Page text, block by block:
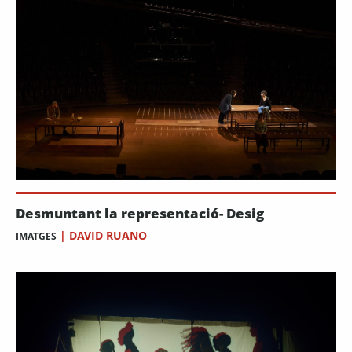
Desmuntant la representació- Desig
IMATGES | DAVID RUANO